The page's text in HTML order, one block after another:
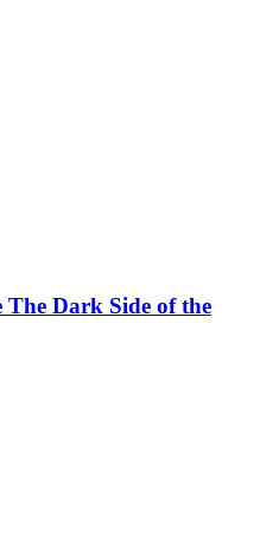
Dark Side of the